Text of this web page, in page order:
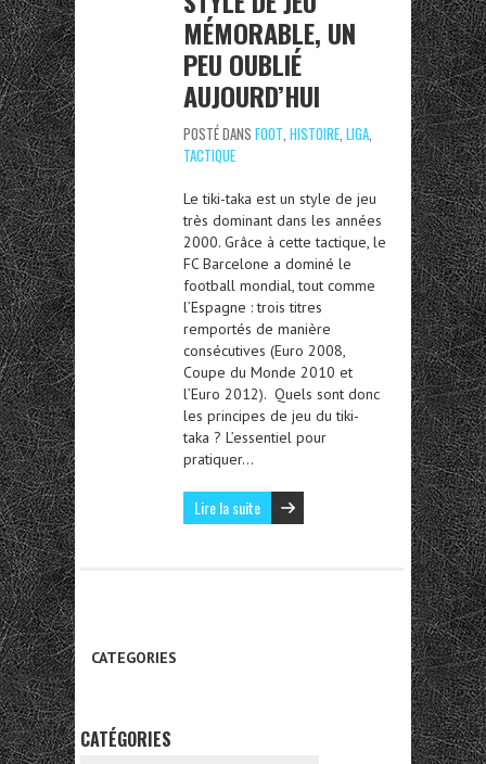
MÉMORABLE, UN
PEU OUBLIÉ
AUJOURD’HUI
POSTÉ DANS FOOT, HISTOIRE, LIGA,
TACTIQUE
Le tiki-taka est un style de jeu
très dominant dans les années
2000. Grâce à cette tactique, le
FC Barcelone a dominé le
football mondial, tout comme
l’Espagne : trois titres
remportés de manière
consécutives (Euro 2008,
Coupe du Monde 2010 et
l’Euro 2012). Quels sont donc
les principes de jeu du tiki-
taka ? L’essentiel pour
pratiquer…
Lire la suite
CATEGORIES
CATÉGORIES